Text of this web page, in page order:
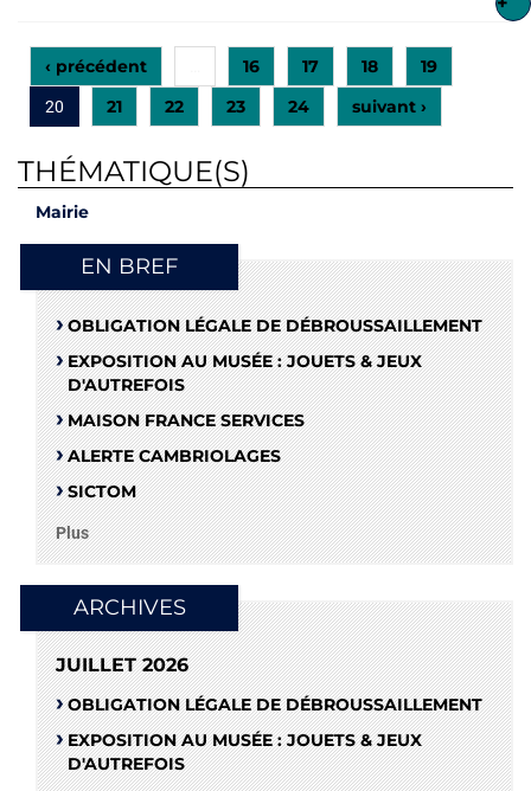
‹ précédent 16 17 18 19
20 21 22 23 24 suivant ›
THÉMATIQUE(S)
Mairie
EN BREF
OBLIGATION LÉGALE DE DÉBROUSSAILLEMENT
EXPOSITION AU MUSÉE : JOUETS & JEUX
D'AUTREFOIS
MAISON FRANCE SERVICES
ALERTE CAMBRIOLAGES
SICTOM
Plus
ARCHIVES
JUILLET 2026
OBLIGATION LÉGALE DE DÉBROUSSAILLEMENT
EXPOSITION AU MUSÉE : JOUETS & JEUX
D'AUTREFOIS